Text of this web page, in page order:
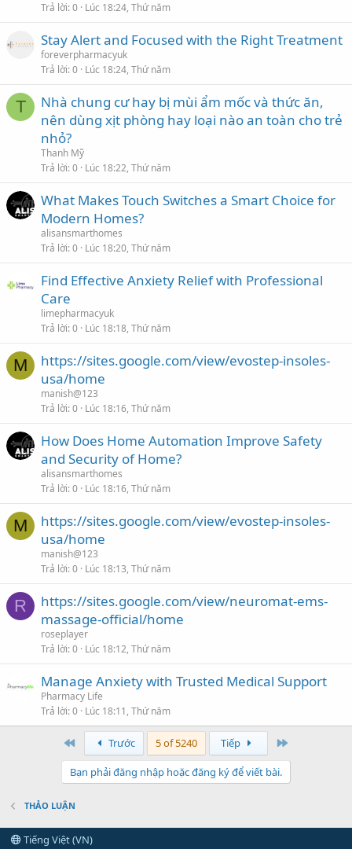
Trả lời 0 Lúc 18:24, Thứ năm
Stay Alert and Focused with the Right Treatment
foreverpharmacyuk
Trả lời 0 Lúc 18:24, Thứ năm
T
Nhà chung cư hay bị mùi ẩm mốc và thức ăn,
nên dùng xịt phòng hay loại nào an toàn cho trẻ
nhỏ?
Thanh Mỹ
Trả lời 0 Lúc 18:22, Thứ năm
What Makes Touch Switches a Smart Choice for
Modern Homes?
alisansmarthomes
Trả lời 0 Lúc 18:20, Thứ năm
Find Effective Anxiety Relief with Professional
Care
limepharmacyuk
Trả lời 0 Lúc 18:18, Thứ năm
M
https://sites.google.com/view/evostep-insoles-
usa/home
manish@123
Trả lời 0 Lúc 18:16, Thứ năm
How Does Home Automation Improve Safety
and Security of Home?
alisansmarthomes
Trả lời 0 Lúc 18:16, Thứ năm
M
https://sites.google.com/view/evostep-insoles-
usa/home
manish@123
Trả lời 0 Lúc 18:13, Thứ năm
R
https://sites.google.com/view/neuromat-ems-
massage-official/home
roseplayer
Trả lời 0 Lúc 18:12, Thứ năm
Manage Anxiety with Trusted Medical Support
Pharmacy Life
Trả lời 0 Lúc 18:11, Thứ năm
Trước 5 of 5240 Tiếp
Bạn phải đăng nhập hoặc đăng ký để viết bài.
THẢO LUẬN
Tiếng Việt (VN)